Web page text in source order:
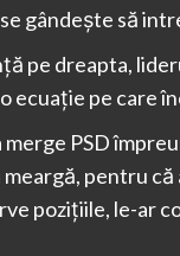
gândeşte să
pe dreapta,
ecuaţie pe care
merge PSD
pentru
poziţiile, le-ar